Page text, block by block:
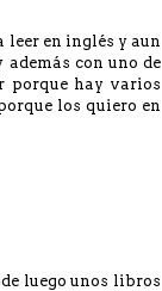
leer en inglés y aun
con uno de
porque hay varios
los quiero en
luego unos libros